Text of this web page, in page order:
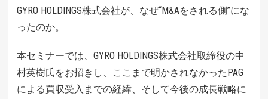
GYRO HOLDINGS株式会社が、なぜ“M&Aをされる側”にな
ったのか。
本セミナーでは、GYRO HOLDINGS株式会社取締役の中
村英樹氏をお招きし、ここまで明かされなかったPAG
による買収受入までの経緯、 そして今後の成長戦略に